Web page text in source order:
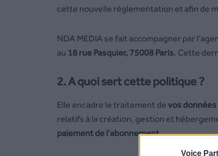
Voice
cette nouvelle réglementation et afin de
NDA MEDIA se fait accompagner par
au 18 rue Pasquier, 75008 Paris. Cette
2. A quoi sert cette politique ?
Elle encadre le traitement devos
relatifs à la création, gestion et
paiement de l’abonnement.